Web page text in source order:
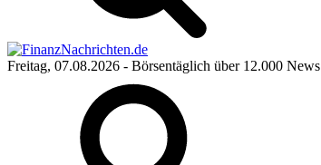
Freitag, 07.08.2026 - Börsentäglich über 12.000 News